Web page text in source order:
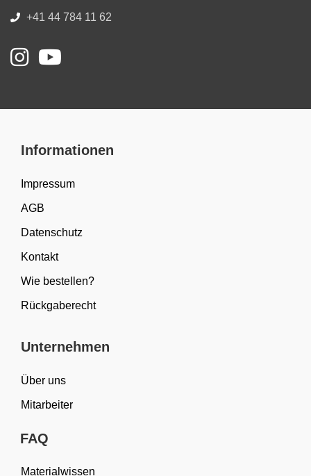
+41 44 784 11 62
Informationen
Impressum
AGB
Datenschutz
Kontakt
Wie bestellen?
Rückgaberecht
Unternehmen
Über uns
Mitarbeiter
FAQ
Materialwissen